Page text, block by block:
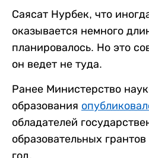
Саясат Нурбек, что
оказывается немного
планировалось. Но это
он ведет не туда.
Ранее Министерство
образования
обладателей
образовательных
год.